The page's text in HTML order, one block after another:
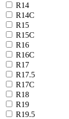
R14
R14C
R15
R15C
R16
R16C
R17
R17.5
R17C
R18
R19
R19.5